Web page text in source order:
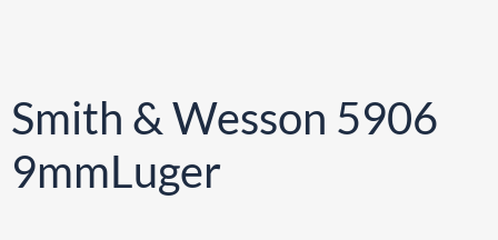
Smith & Wesson 5906
9mmLuger